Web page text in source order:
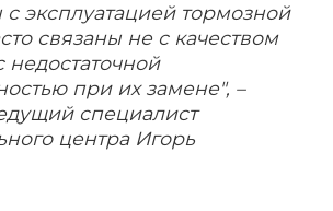
эксплуатацией тормозной
связаны не с качеством
недостаточной
при их замене", –
специалист
центра Игорь